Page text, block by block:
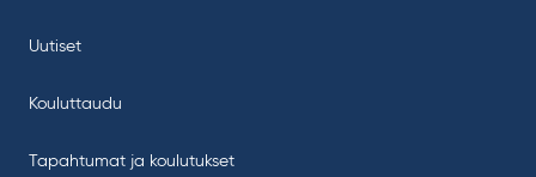
Uutiset
Kouluttaudu
Tapahtumat ja koulutukset